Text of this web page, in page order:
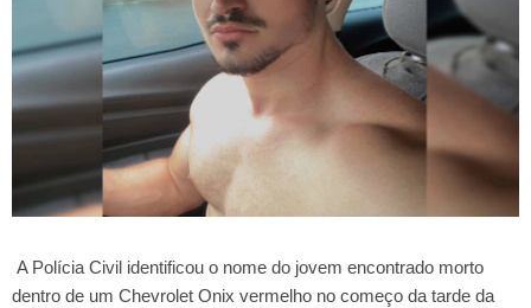
A Polícia Civil identificou o nome do jovem encontrado morto
dentro de um Chevrolet Onix vermelho no começo da tarde da